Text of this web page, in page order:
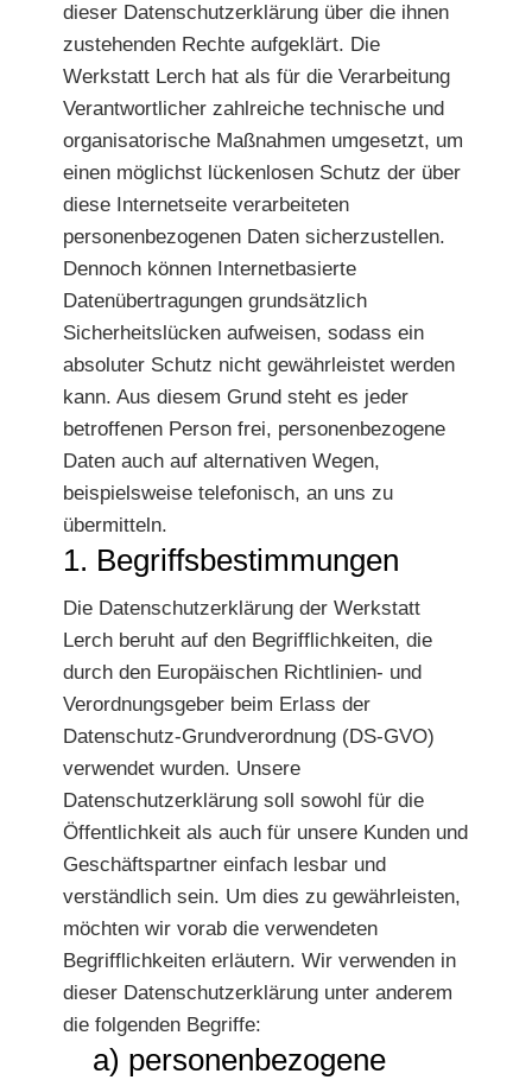
dieser Datenschutzerklärung über die ihnen
zustehenden Rechte aufgeklärt. Die
Werkstatt Lerch hat als für die Verarbeitung
Verantwortlicher zahlreiche technische und
organisatorische Maßnahmen umgesetzt, um
einen möglichst lückenlosen Schutz der über
diese Internetseite verarbeiteten
personenbezogenen Daten sicherzustellen.
Dennoch können Internetbasierte
Datenübertragungen grundsätzlich
Sicherheitslücken aufweisen, sodass ein
absoluter Schutz nicht gewährleistet werden
kann. Aus diesem Grund steht es jeder
betroffenen Person frei, personenbezogene
Daten auch auf alternativen Wegen,
beispielsweise telefonisch, an uns zu
übermitteln.
1. Begriffsbestimmungen
Die Datenschutzerklärung der Werkstatt
Lerch beruht auf den Begrifflichkeiten, die
durch den Europäischen Richtlinien- und
Verordnungsgeber beim Erlass der
Datenschutz-Grundverordnung (DS-GVO)
verwendet wurden. Unsere
Datenschutzerklärung soll sowohl für die
Öffentlichkeit als auch für unsere Kunden und
Geschäftspartner einfach lesbar und
verständlich sein. Um dies zu gewährleisten,
möchten wir vorab die verwendeten
Begrifflichkeiten erläutern. Wir verwenden in
dieser Datenschutzerklärung unter anderem
die folgenden Begriffe:
a) personenbezogene